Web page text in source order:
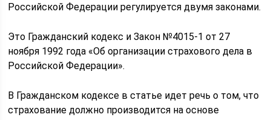
Российской Федерации регулируется двумя законами.
Это Гражданский кодекс и Закон №4015-1 от 27
ноября 1992 года «Об организации страхового дела в
Российской Федерации».
В Гражданском кодексе в статье идет речь о том, что
страхование должно производится на основе